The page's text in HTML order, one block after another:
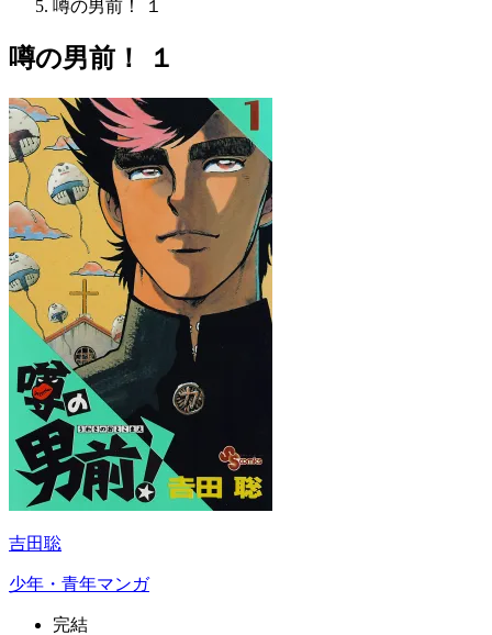
噂の男前！ １
噂の男前！ １
吉田聡
少年・青年マンガ
完結